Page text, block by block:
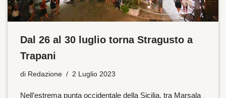
Dal 26 al 30 luglio torna Stragusto a
Trapani
di Redazione 2 Luglio 2023
Nell’estrema punta occidentale della Sicilia, tra Marsala